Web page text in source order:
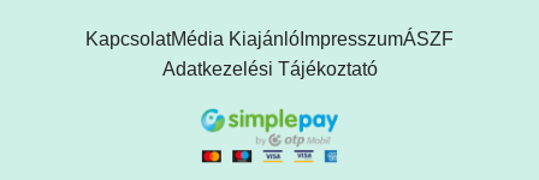
KapcsolatMédia Kiajánló ImpresszumÁSZF
Adatkezelési Tájékoztató